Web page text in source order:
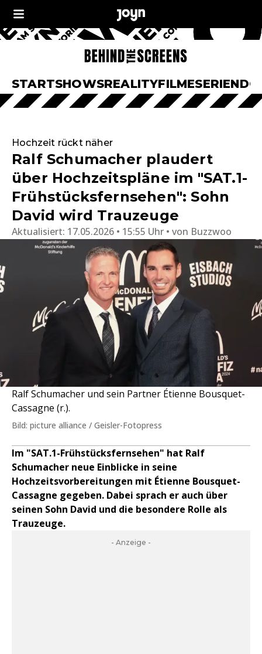
STARTSHOWSREALITYFILMESERIEN
Hochzeit rückt näher
Ralf Schumacher plaudert
über Hochzeitspläne im "SAT.1-
Frühstücksfernsehen": Sohn
David wird Trauzeuge
Aktualisiert: 17.05.2026 • 15:55 Uhr von Buzzwoo
Ralf Schumacher und sein Partner Étienne Bousquet-
Cassagne (r.).
Bild: picture alliance / Geisler-Fotopress
Im "SAT.1-Frühstücksfernsehen" hat Ralf
Schumacher neue Einblicke in seine
Hochzeitsvorbereitungen mit Étienne Bousquet-
Cassagne gegeben. Dabei sprach er auch über
seinen Sohn David und die besondere Rolle als
Trauzeuge.
- Anzeige -